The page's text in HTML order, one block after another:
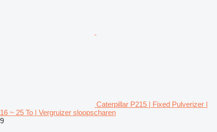
Caterpillar P215 | Fixed Pulverizer |
16 ~ 25 To | Vergruizer sloopscharen
9